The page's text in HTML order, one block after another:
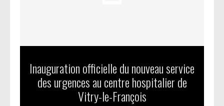
Inauguration officielle du nouveau service
des urgences au centre hospitalier de
Vitry-le-François